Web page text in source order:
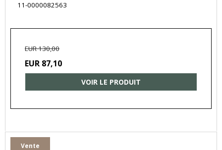
11-0000082563
EUR 130,00
EUR 87,10
VOIR LE PRODUIT
Vente